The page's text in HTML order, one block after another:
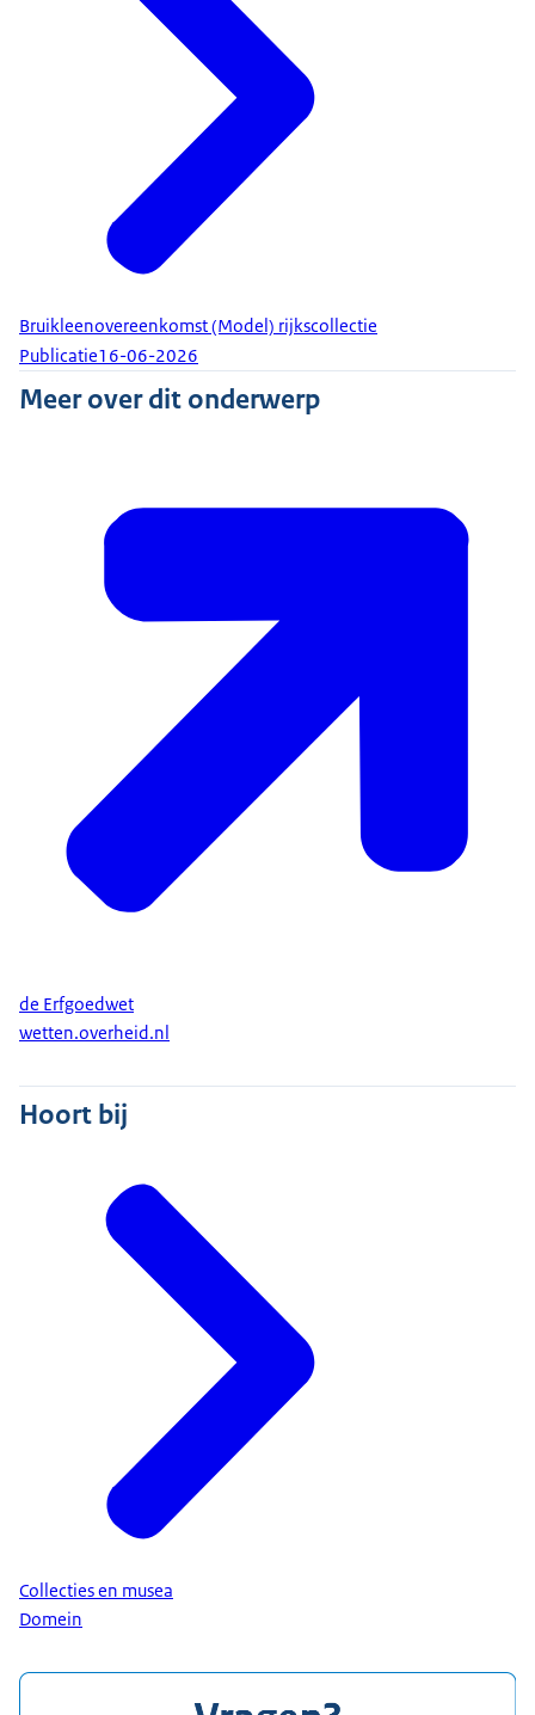
Bruikleenovereenkomst (Model) rijkscollectie
Publicatie16-06-2026
Meer over dit onderwerp
de Erfgoedwet
wetten.overheid.nl
Hoort bij
Collecties en musea
Domein